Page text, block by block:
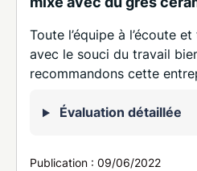
Toute l’équipe à l’écoute
avec le souci du travail
recommandons cette
Évaluation détaillée
Publication : 09/06/2022